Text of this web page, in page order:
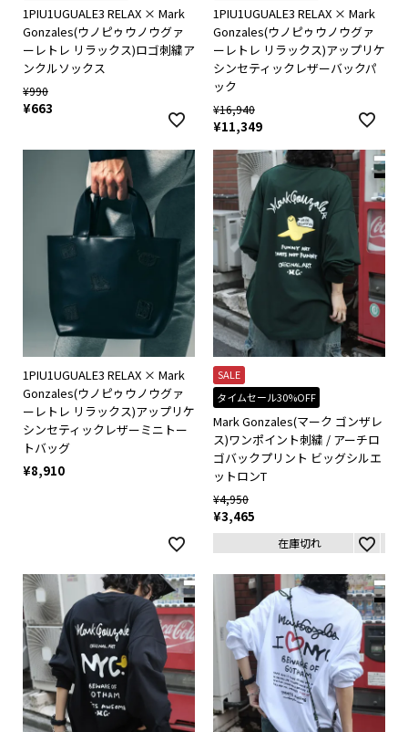
1PIU1UGUALE3 RELAX × Mark
Gonzales(ウノピゥウノウグァ
ーレトレ リラックス)ロゴ刺繍ア
ンクルソックス
¥990
¥663
1PIU1UGUALE3 RELAX × Mark
Gonzales(ウノピゥウノウグァ
ーレトレ リラックス)アップリケ
シンセティックレザーバックパ
ック
¥16,940
¥11,349
1PIU1UGUALE3 RELAX × Mark
Gonzales(ウノピゥウノウグァ
ーレトレ リラックス)アップリケ
シンセティックレザーミニトー
トバッグ
¥8,910
SALE
タイムセール30%OFF
Mark Gonzales(マーク ゴンザレ
ス)ワンポイント刺繍 / アーチロ
ゴバックプリント ビッグシルエ
ットロンT
¥4,950
¥3,465
在庫切れ